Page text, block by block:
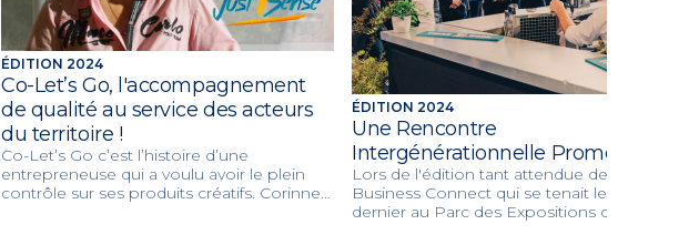
ÉDITION 2024
Co-Let’s Go, l'accompagnement
de qualité au service des acteurs
du territoire !
Co-Let’s Go c’est l’histoire d’une
entrepreneuse qui a voulu avoir le plein
contrôle sur ses produits créatifs. Corinne
ÉDITION 2024
Une Rencontre
Intergénérationnelle Prometteuse
Lors de l'édition tant attendue de Alsace
Business Connect qui se tenait le 27 mars
dernier au Parc des Expositions de